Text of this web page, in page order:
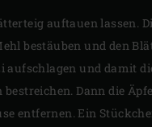
auftauen lassen.
bestäuben und den
aufschlagen und damit
Dann die
entfernen. Ein